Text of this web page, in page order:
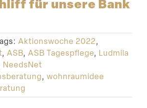
für unsere Bank
Aktionswoche 2022,
, ASB, ASB Tagespflege, Ludmila
NeedsNet
, wohnraumidee